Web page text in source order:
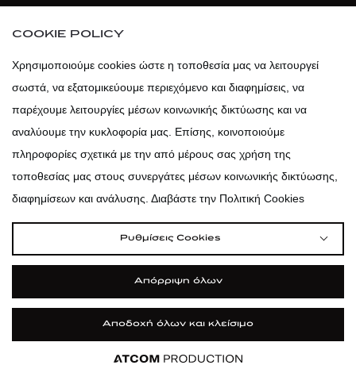
atticadps
| Πολιτική Cookies | Κώδικας Δεοντολογίας
Προστασία Προσωπικών Δεδομένων
COOKIE POLICY
Χρησιμοποιούμε cookies ώστε η τοποθεσία μας να λειτουργεί
σωστά, να εξατομικεύουμε περιεχόμενο και διαφημίσεις, να
παρέχουμε λειτουργίες μέσων κοινωνικής δικτύωσης και να
αναλύουμε την κυκλοφορία μας. Επίσης, κοινοποιούμε
πληροφορίες σχετικά με την από μέρους σας χρήση της
τοποθεσίας μας στους συνεργάτες μέσων κοινωνικής δικτύωσης,
διαφημίσεων και ανάλυσης. Διαβάστε την Πολιτική Cookies
Ρυθμίσεις Cookies
Απόρριψη όλων
Αποδοχή όλων και κλείσιμο